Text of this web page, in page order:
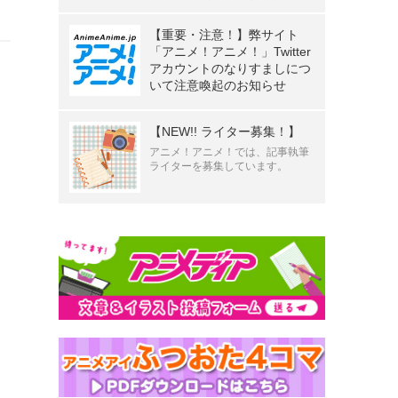
【重要・注意！】弊サイト
「アニメ！アニメ！」Twitter
アカウントのなりすましにつ
いて注意喚起のお知らせ
【NEW!! ライター募集！】
アニメ！アニメ！では、記事執筆
ライターを募集しています。